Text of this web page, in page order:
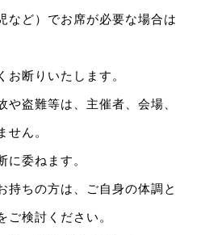
など）でお席が必要な場合は
お断りいたします。
や盗難等は、主催者、会場、
せん。
に委ねます。
持ちの方は、ご自身の体調と
ご検討ください。